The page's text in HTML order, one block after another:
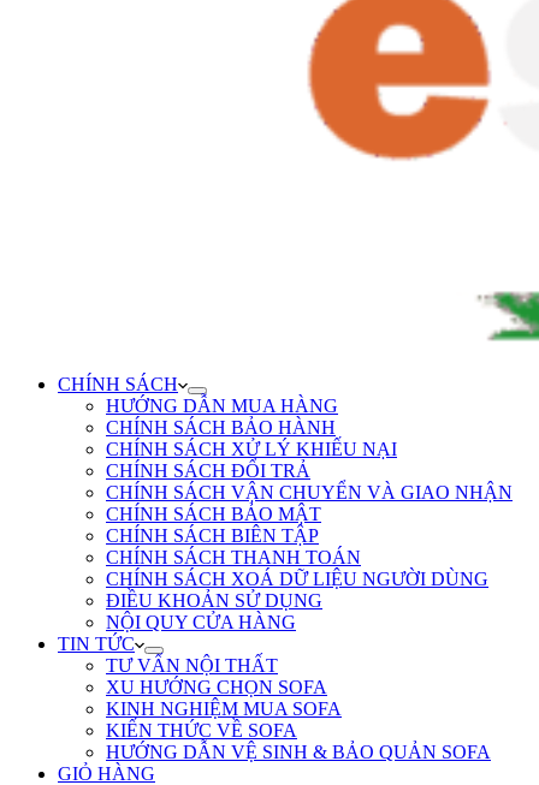
CHÍNH SÁCH
HƯỚNG DẪN MUA HÀNG
CHÍNH SÁCH BẢO HÀNH
CHÍNH SÁCH XỬ LÝ KHIẾU NẠI
CHÍNH SÁCH ĐỔI TRẢ
CHÍNH SÁCH VẬN CHUYỂN VÀ GIAO NHẬN
CHÍNH SÁCH BẢO MẬT
CHÍNH SÁCH BIÊN TẬP
CHÍNH SÁCH THANH TOÁN
CHÍNH SÁCH XOÁ DỮ LIỆU NGƯỜI DÙNG
ĐIỀU KHOẢN SỬ DỤNG
NỘI QUY CỬA HÀNG
TIN TỨC
TƯ VẤN NỘI THẤT
XU HƯỚNG CHỌN SOFA
KINH NGHIỆM MUA SOFA
KIẾN THỨC VỀ SOFA
HƯỚNG DẪN VỆ SINH & BẢO QUẢN SOFA
GIỎ HÀNG